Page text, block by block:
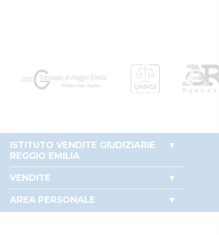
ISTITUTO VENDITE GIUDIZIARIE
REGGIO EMILIA
Come partecipare alle aste
Perché comprare all'asta
VENDITE
Beni mobili
AREA PERSONALE
Il mio profilo